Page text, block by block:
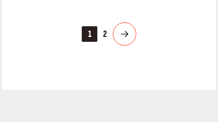
1 2